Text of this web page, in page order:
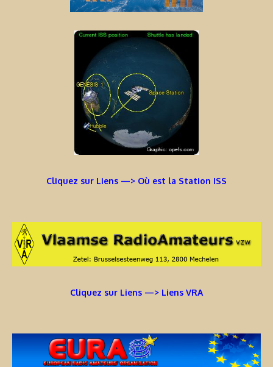
Cliquez sur Liens —> Où est la Station ISS
Cliquez sur Liens —> Liens VRA